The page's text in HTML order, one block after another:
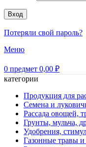
Вход
Потеряли свой пароль?
Меню
0 предмет 0,00 ₽
категории
Продукция для
Семена и
Рассада овощей,
Грунты, мульча,
Удобрения,
Газонные травы и